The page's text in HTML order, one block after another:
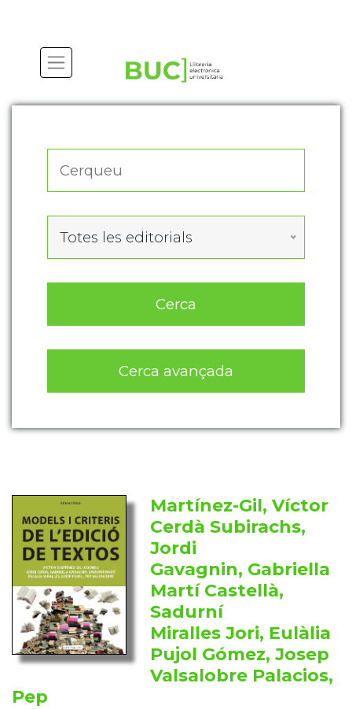
Totes les editorials
Cerca
Cerca avançada
Martínez-Gil, Víctor
Cerdà Subirachs,
Jordi
Gavagnin, Gabriella
Martí Castellà,
Sadurní
Miralles Jori, Eulàlia
Pujol Gómez, Josep
Valsalobre Palacios,
Pep